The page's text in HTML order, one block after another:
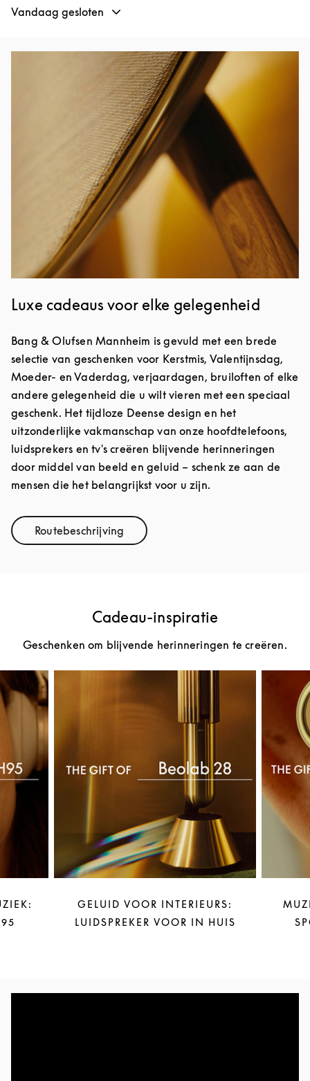
Vandaag gesloten
Afbeelding van evenement
Luxe cadeaus voor elke gelegenheid
Bang & Olufsen Mannheim is gevuld met een brede
selectie van geschenken voor Kerstmis, Valentijnsdag,
Moeder- en Vaderdag, verjaardagen, bruiloften of elke
andere gelegenheid die u wilt vieren met een speciaal
geschenk. Het tijdloze Deense design en het
uitzonderlijke vakmanschap van onze hoofdtelefoons,
luidsprekers en tv's creëren blijvende herinneringen
door middel van beeld en geluid – schenk ze aan de
mensen die het belangrijkst voor u zijn.
RoutebeschrijvingLink Opens in New Tab
Cadeau-inspiratie
Geschenken om blijvende herinneringen te creëren.
GELUID VOOR INTERIEURS:
LUIDSPREKER VOOR IN HUIS